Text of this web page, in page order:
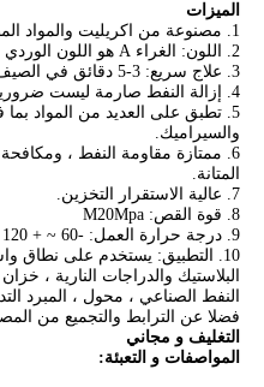
الميزات
1. مصنوعة من اكريليت والمواد المضافة
2. اللون: الغراء A هو اللون الوردي ، والغراء B هو اللون الأخضر.
3. علاج سريع: 3-5 دقائق في الصيف ، 5-10mitues في فصل الشتاء.
4. إزالة النفط صارمة ليست ضرورية لسطح الترابط ، وسهل التشغيل.
5. تطبق على العديد من المواد
والسيراميك.
6. ممتازة مقاومة النفط ،
المتانة.
7. عالية الاستقرار التخزين.
8. قوة القص: M20Mpa
9. درجة حرارة العمل: -60 ~ + 120 درجة مئوية
10. التطبيق: يستخدم على نطاق
البلاستيك والدراجات النارية ،
النفط الصناعي ، محول ، المبرد
فضلا عن الترابط والتجميع من
التغليف و مجاني
المواصفات و التعبئة: